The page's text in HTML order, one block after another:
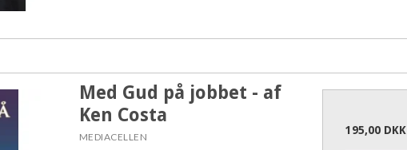
Med Gud på jobbet - af
Ken Costa
MEDIACELLEN
195,00 DKK